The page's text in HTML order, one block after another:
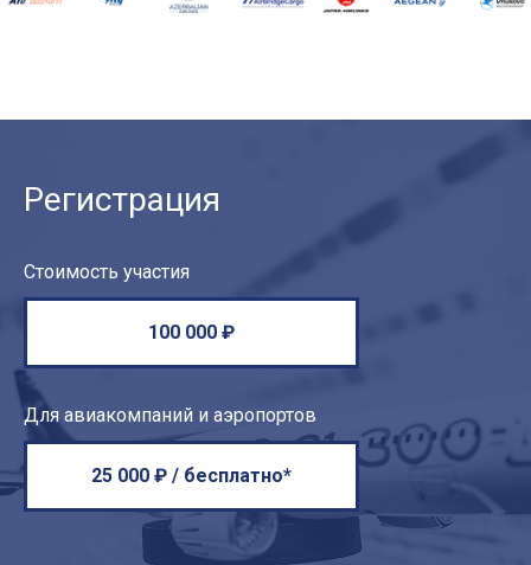
Регистрация
Стоимость участия
Для авиакомпаний и аэропортов
100 000 ₽
25 000 ₽ / бесплатно*